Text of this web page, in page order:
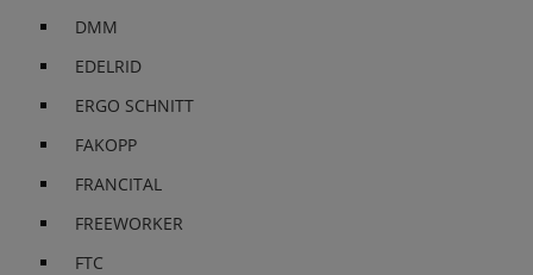
DMM
EDELRID
ERGO SCHNITT
FAKOPP
FRANCITAL
FREEWORKER
FTC